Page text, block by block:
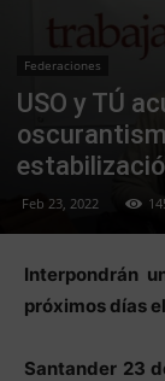
Federaciones
USO y TÚ
Feb 23, 2022
Interpondrán
próximos días
Santander 23